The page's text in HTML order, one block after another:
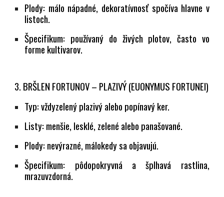
Plody: málo nápadné, dekoratívnosť spočíva hlavne v
listoch.
Špecifikum: používaný do živých plotov, často vo
forme kultivarov.
3. BRŠLEN FORTUNOV – PLAZIVÝ (EUONYMUS FORTUNEI)
Typ:vždyzelený plazivý alebo popínavý ker.
Listy: menšie, lesklé, zelené alebo panašované.
Plody: nevýrazné, málokedy sa objavujú.
Špecifikum: pôdopokryvná a šplhavá rastlina,
mrazuvzdorná.